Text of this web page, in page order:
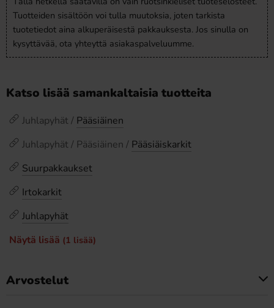
Tuotteiden sisältöön voi tulla muutoksia, joten tarkista
tuotetiedot aina alkuperäisestä pakkauksesta. Jos sinulla on
kysyttävää, ota yhteyttä asiakaspalveluumme.
Katso lisää samankaltaisia tuotteita
Juhlapyhät / Pääsiäinen
Juhlapyhät / Pääsiäinen / Pääsiäiskarkit
Suurpakkaukset
Irtokarkit
Juhlapyhät
Näytä lisää (1 lisää)
Arvostelut